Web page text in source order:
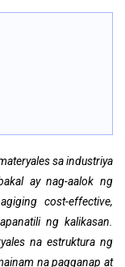
sa industriya
ay nag-aalok ng
cost-effective,
ng kalikasan.
na estruktura ng
na pagganap at